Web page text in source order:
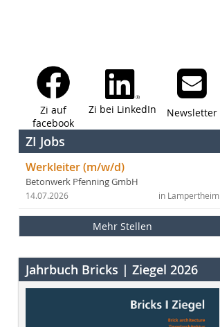
Zi auf
facebook
Zi bei LinkedIn Newsletter
ZI Jobs
Werkleiter (m/w/d)
Betonwerk Pfenning GmbH
in Lampertheim
14.07.2026
Mehr Stellen
Jahrbuch Bricks | Ziegel 2026